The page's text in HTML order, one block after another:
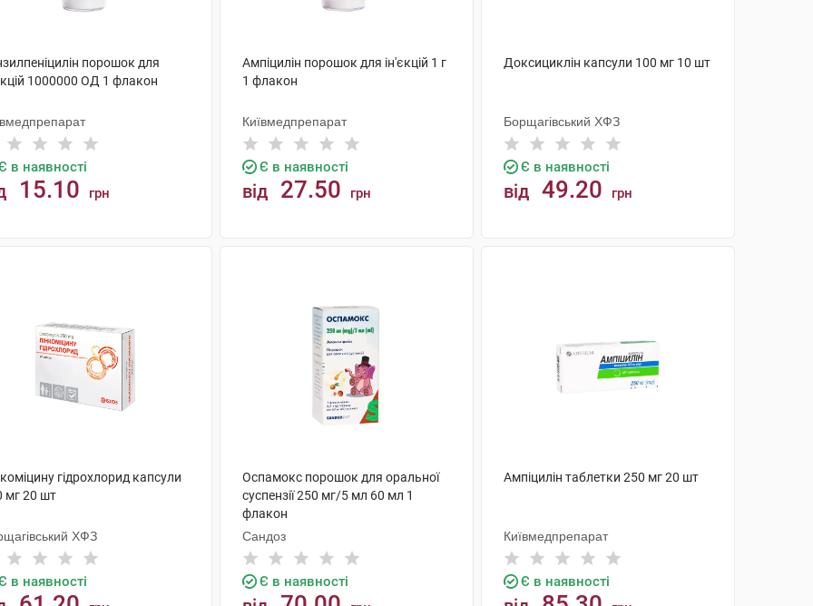
порошок для
1000000 ОД 1 флакон
в наявності
15.10 грн
Ампіцилін порошок для ін'єкцій 1 г
1 флакон
Київмедпрепарат
Є в наявності
від 27.50 грн
Доксициклін капсули 100 мг 10 шт
Борщагівський ХФЗ
Є в наявності
від 49.20 грн
гідрохлорид капсули
мг 20 шт
ХФЗ
в наявності
Оспамокс порошок для оральної
суспензії 250 мг/5 мл 60 мл 1
флакон
Сандоз
Є в наявності
Ампіцилін таблетки 250 мг 20 шт
Київмедпрепарат
Є в наявності